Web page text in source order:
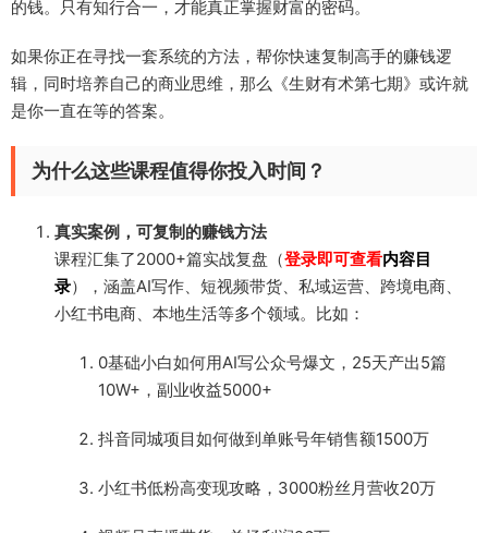
的钱。只有知行合一，才能真正掌握财富的密码。
如果你正在寻找一套系统的方法，帮你快速复制高手的赚钱逻
辑，同时培养自己的商业思维，那么《生财有术第七期》或许就
是你一直在等的答案。
为什么这些课程值得你投入时间？
真实案例，可复制的赚钱方法
课程汇集了2000+篇实战复盘（登录即可查看内容目
录），涵盖AI写作、短视频带货、私域运营、跨境电商、
小红书电商、本地生活等多个领域。比如：
0基础小白如何用AI写公众号爆文，25天产出5篇
10W+，副业收益5000+
抖音同城项目如何做到单账号年销售额1500万
小红书低粉高变现攻略，3000粉丝月营收20万